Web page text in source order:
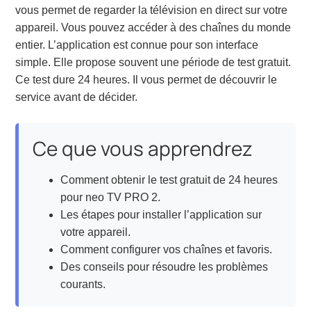
vous permet de regarder la télévision en direct sur votre
appareil. Vous pouvez accéder à des chaînes du monde
entier. L’application est connue pour son interface
simple. Elle propose souvent une période de test gratuit.
Ce test dure 24 heures. Il vous permet de découvrir le
service avant de décider.
Ce que vous apprendrez
Comment obtenir le test gratuit de 24 heures
pour neo TV PRO 2.
Les étapes pour installer l’application sur
votre appareil.
Comment configurer vos chaînes et favoris.
Des conseils pour résoudre les problèmes
courants.